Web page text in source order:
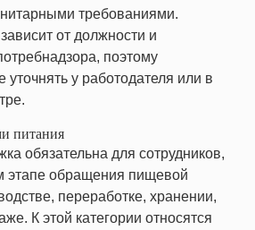
требованиями.
от должности и
поэтому
у работодателя или в
питания
обязательна для сотрудников,
этапе обращения пищевой
переработке, хранении,
К этой категории относятся